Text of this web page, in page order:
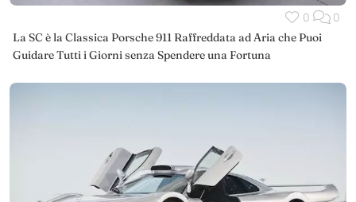
0 0
La SC è la Classica Porsche 911 Raffreddata ad Aria che Puoi
Guidare Tutti i Giorni senza Spendere una Fortuna